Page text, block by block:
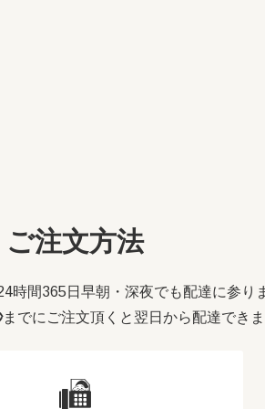
ご注文方法
時間365日早朝・深夜でも配達に参り
までにご注文頂くと翌日から配達できま